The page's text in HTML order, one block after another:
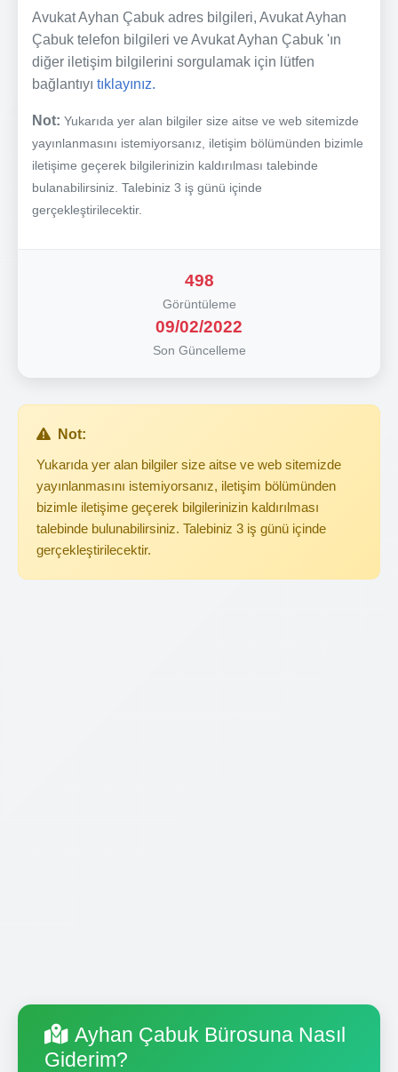
Avukat Ayhan Çabuk adres bilgileri, Avukat Ayhan
Çabuk telefon bilgileri ve Avukat Ayhan Çabuk 'ın
diğer iletişim bilgilerini sorgulamak için lütfen
bağlantıyı tıklayınız.
Not: Yukarıda yer alan bilgiler size aitse ve web sitemizde
yayınlanmasını istemiyorsanız, iletişim bölümünden bizimle
iletişime geçerek bilgilerinizin kaldırılması talebinde
bulanabilirsiniz. Talebiniz 3 iş günü içinde
gerçekleştirilecektir.
498
Görüntüleme
09/02/2022
Son Güncelleme
Not:
Yukarıda yer alan bilgiler size aitse ve web sitemizde
yayınlanmasını istemiyorsanız, iletişim bölümünden
bizimle iletişime geçerek bilgilerinizin kaldırılması
talebinde bulunabilirsiniz. Talebiniz 3 iş günü içinde
gerçekleştirilecektir.
Ayhan Çabuk Bürosuna Nasıl
Giderim?